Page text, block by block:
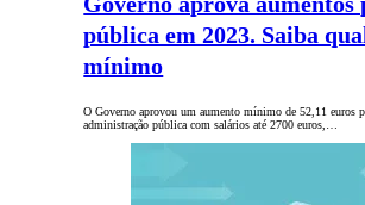
pública em 2023. Saiba
mínimo
O Governo aprovou um aumento mínimo de 52,11 euros
administração pública com salários até 2700 euros,…